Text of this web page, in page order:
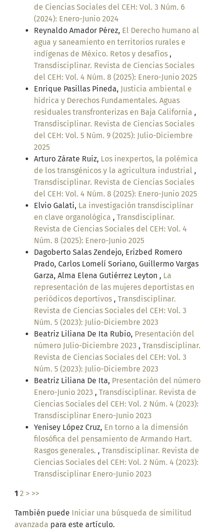
de Ciencias Sociales del CEH: Vol. 3 Núm. 6
(2024): Enero-Junio 2024
Reynaldo Amador Pérez, El Derecho humano al
agua y saneamiento en territorios rurales e
indígenas de México. Retos y desafíos ,
Transdisciplinar. Revista de Ciencias Sociales
del CEH: Vol. 4 Núm. 8 (2025): Enero-Junio 2025
Enrique Pasillas Pineda, Justicia ambiental e
hídrica y Derechos Fundamentales. Aguas
residuales transfronterizas en Baja California ,
Transdisciplinar. Revista de Ciencias Sociales
del CEH: Vol. 5 Núm. 9 (2025): Julio-Diciembre
2025
Arturo Zárate Ruiz, Los inexpertos, la polémica
de los transgénicos y la agricultura industrial ,
Transdisciplinar. Revista de Ciencias Sociales
del CEH: Vol. 4 Núm. 8 (2025): Enero-Junio 2025
Elvio Galati, La investigación transdisciplinar
en clave organológica , Transdisciplinar.
Revista de Ciencias Sociales del CEH: Vol. 4
Núm. 8 (2025): Enero-Junio 2025
Dagoberto Salas Zendejo, Erizbed Romero
Prado, Carlos Lomelí Soriano, Guillermo Vargas
Garza, Alma Elena Gutiérrez Leyton , La
representación de las mujeres deportistas en
periódicos deportivos , Transdisciplinar.
Revista de Ciencias Sociales del CEH: Vol. 3
Núm. 5 (2023): Julio-Diciembre 2023
Beatriz Liliana De Ita Rubio, Presentación del
número Julio-Diciembre 2023 , Transdisciplinar.
Revista de Ciencias Sociales del CEH: Vol. 3
Núm. 5 (2023): Julio-Diciembre 2023
Beatriz Liliana De Ita, Presentación del número
Enero-Junio 2023 , Transdisciplinar. Revista de
Ciencias Sociales del CEH: Vol. 2 Núm. 4 (2023):
Transdisciplinar Enero-Junio 2023
Yenisey López Cruz, En torno a la dimensión
filosófica del pensamiento de Armando Hart.
Rasgos generales. , Transdisciplinar. Revista de
Ciencias Sociales del CEH: Vol. 2 Núm. 4 (2023):
Transdisciplinar Enero-Junio 2023
1 2 > >>
También puede Iniciar una búsqueda de similitud
avanzada para este artículo.